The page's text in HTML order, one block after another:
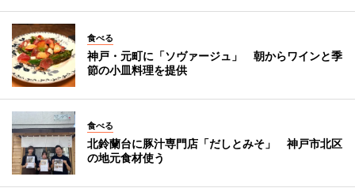
食べる
神戸・元町に「ソヴァージュ」 朝からワインと季
節の小皿料理を提供
食べる
北鈴蘭台に豚汁専門店「だしとみそ」 神戸市北区
の地元食材使う